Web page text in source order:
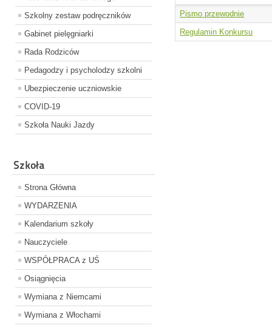
Szkolny zestaw podręczników
Gabinet pielęgniarki
Rada Rodziców
Pedagodzy i psycholodzy szkolni
Ubezpieczenie uczniowskie
COVID-19
Szkoła Nauki Jazdy
Szkoła
Strona Główna
WYDARZENIA
Kalendarium szkoły
Nauczyciele
WSPÓŁPRACA z UŚ
Osiągnięcia
Wymiana z Niemcami
Wymiana z Włochami
Pismo przewodnie
Regulamin Konkursu